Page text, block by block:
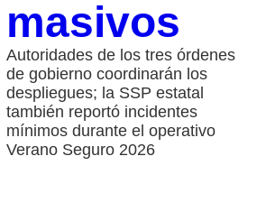
masivos
Autoridades de los tres órdenes
de gobierno coordinarán los
despliegues; la SSP estatal
también reportó incidentes
mínimos durante el operativo
Verano Seguro 2026